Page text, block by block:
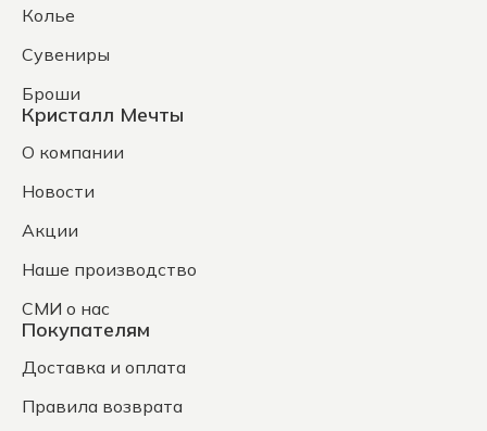
Колье
Сувениры
Броши
Кристалл Мечты
О компании
Новости
Акции
Наше производство
СМИ о нас
Покупателям
Доставка и оплата
Правила возврата